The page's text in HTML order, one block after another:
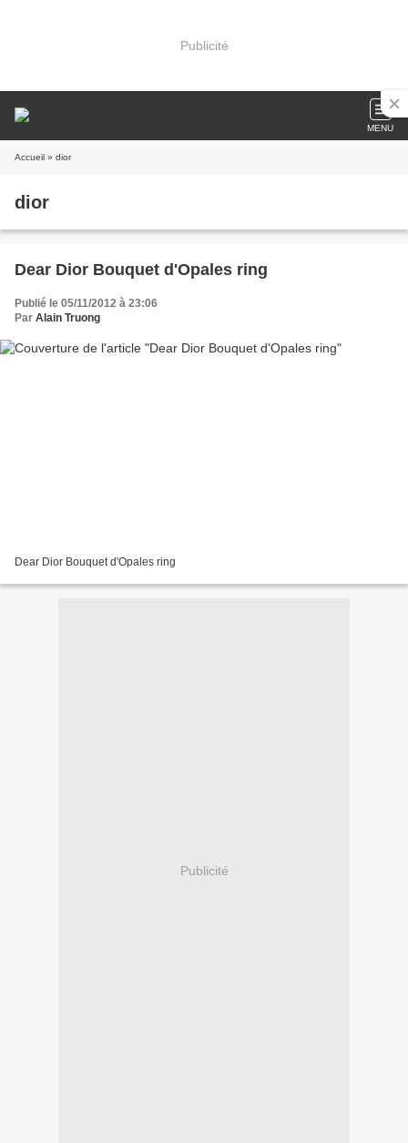
Publicité
MENU
Accueil » dior
dior
Dear Dior Bouquet d'Opales ring
Publié le 05/11/2012 à 23:06
Par Alain Truong
Dear Dior Bouquet d'Opales ring
Publicité